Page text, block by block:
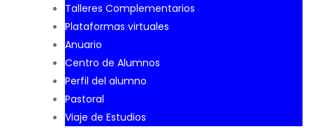
Talleres Complementarios
Plataformas virtuales
Anuario
Centro de Alumnos
Perfil del alumno
Pastoral
Viaje de Estudios